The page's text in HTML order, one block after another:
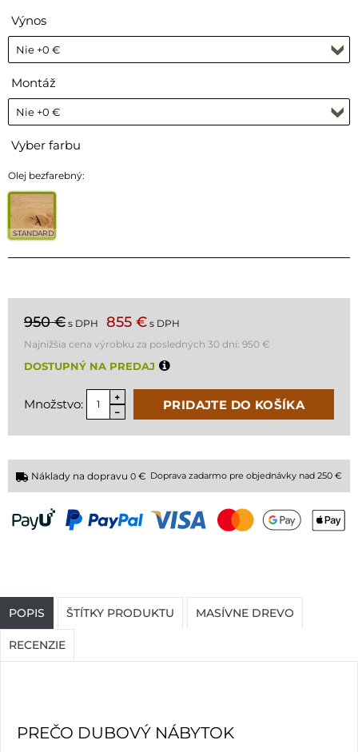
Výnos
Montáž
Vyber farbu
Olej bezfarebný:
STANDARD
950 € s DPH 855 € s DPH
Najnižšia cena výrobku za posledných 30 dní: 950 €
DOSTUPNÝ NA PREDAJ
Množstvo: PRIDAJTE DO KOŠÍKA
Náklady na dopravu 0 € Doprava zadarmo pre objednávky nad 250 €
POPIS ŠTÍTKY PRODUKTU MASÍVNE DREVO
RECENZIE
PREČO DUBOVÝ NÁBYTOK